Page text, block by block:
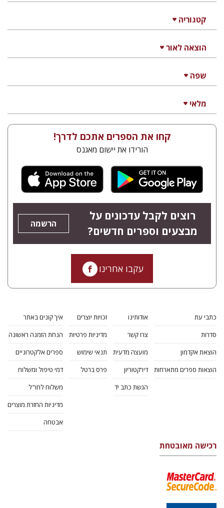
קטגוריה
הוצאה לאור
שפה
מלאי
קחו את הספרים אתכם לדרך!
הורידו את יישום מאגנס
רוצים לקבל עדכונים על
מבצעים וספרים חדשים?
הרשמה
עקבו אחרינו
כתבי עת
סדרות
הוצאת אקדמון
הוצאות ספרים מתארחות
אודותינו
צרו קשר
מועצה מדעית
דירקטוריון
הגשת כתב יד
זכויות יוצרים
מדיניות פרטיות
תנאי שימוש
פרס ברטל
איך קונים באתר
הנחת הזמנה ראשונה
ספרים אלקטרוניים
דמי טיפול ומשלוח
משלוח לחו"ל
מדיניות החזרת מוצרים
אבטחה
רכישה מאובטחת